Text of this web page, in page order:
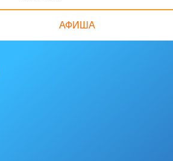
АФИША